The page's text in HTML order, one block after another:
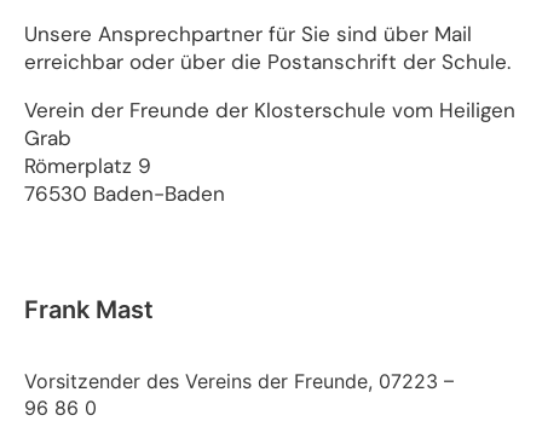
Unsere Ansprechpartner für Sie sind über Mail
erreichbar oder über die Postanschrift der Schule.
Verein der Freunde der Klosterschule vom Heiligen
Grab
Römerplatz 9
76530 Baden-Baden
Frank Mast
Vorsitzender des Vereins der Freunde, 07223 –
96 86 0